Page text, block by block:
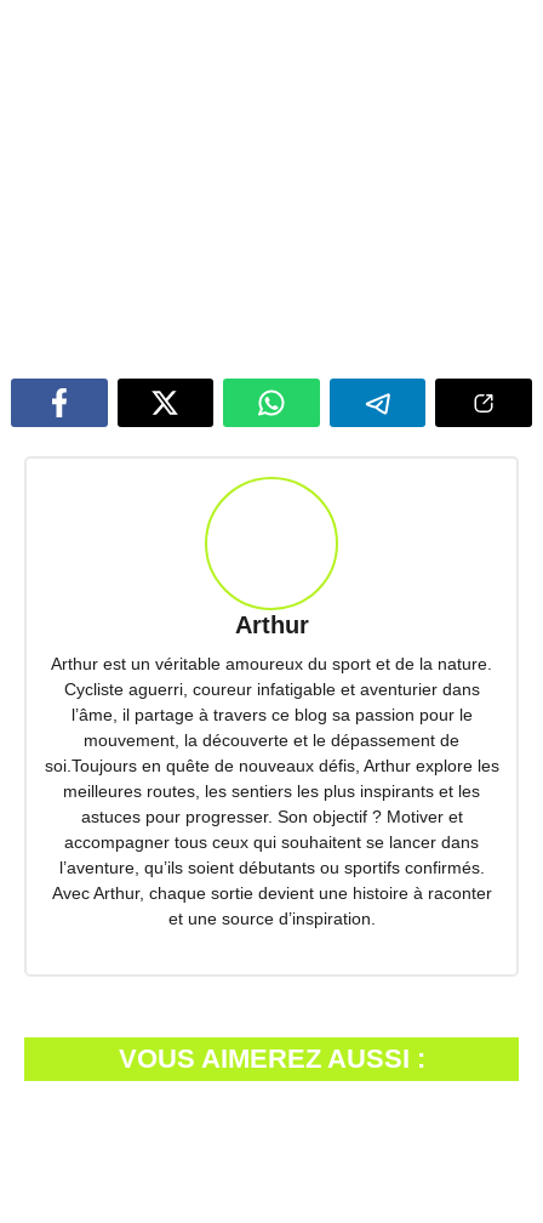
Arthur
Arthur est un véritable amoureux du sport et de la nature.
Cycliste aguerri, coureur infatigable et aventurier dans
l’âme, il partage à travers ce blog sa passion pour le
mouvement, la découverte et le dépassement de
soi.Toujours en quête de nouveaux défis, Arthur explore les
meilleures routes, les sentiers les plus inspirants et les
astuces pour progresser. Son objectif ? Motiver et
accompagner tous ceux qui souhaitent se lancer dans
l’aventure, qu’ils soient débutants ou sportifs confirmés.
Avec Arthur, chaque sortie devient une histoire à raconter
et une source d’inspiration.
VOUS AIMEREZ AUSSI :